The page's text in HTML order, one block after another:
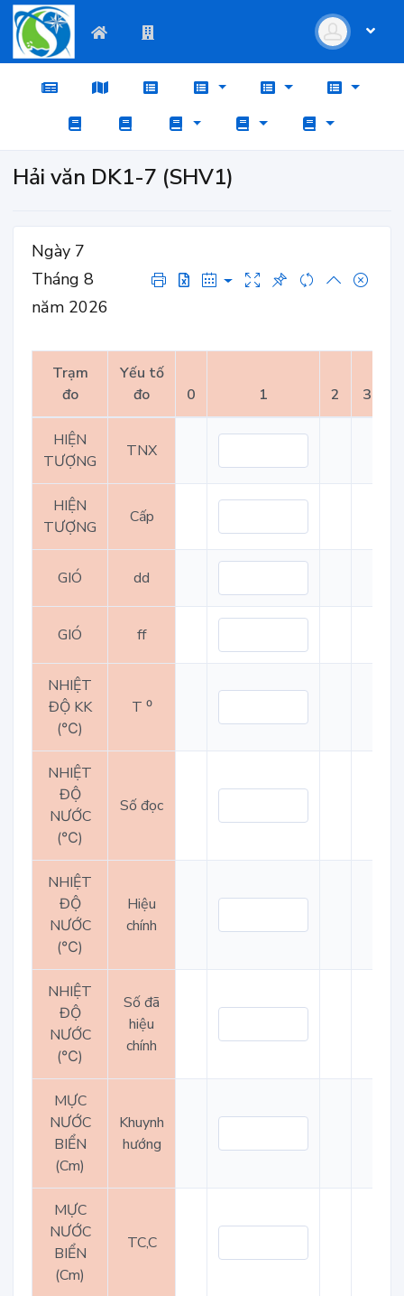
Hải văn DK1-7 (SHV1)
Ngày 7
Tháng 8
năm 2026
Trạm
đo
Yếu tố
đo
0 1 2 3
HIỆN
TƯỢNG
TNX
HIỆN
TƯỢNG
Cấp
GIÓ dd
GIÓ ff
NHIỆT
ĐỘ KK
(℃)
T ⁰
NHIỆT
ĐỘ
NƯỚC
(℃)
Số đọc
NHIỆT
ĐỘ
NƯỚC
(℃)
Hiệu
chính
NHIỆT
ĐỘ
NƯỚC
(℃)
Số đã
hiệu
chính
MỰC
NƯỚC
BIỂN
(Cm)
Khuynh
hướng
MỰC
NƯỚC
BIỂN
(Cm)
TC,C